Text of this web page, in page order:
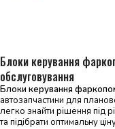
Блоки керування
обслуговування
Блоки керування
автозапчастини для
легко знайти рішення під
та підібрати оптимальну